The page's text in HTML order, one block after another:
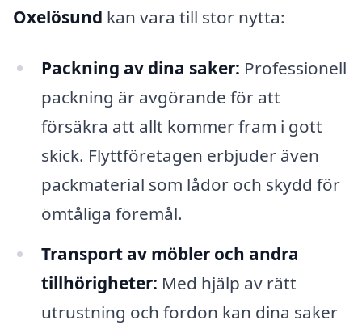
Oxelösund kan vara till stor nytta:
Packning av dina saker: Professionell
packning är avgörande för att
försäkra att allt kommer fram i gott
skick. Flyttföretagen erbjuder även
packmaterial som lådor och skydd för
ömtåliga föremål.
Transport av möbler och andra
tillhörigheter: Med hjälp av rätt
utrustning och fordon kan dina saker